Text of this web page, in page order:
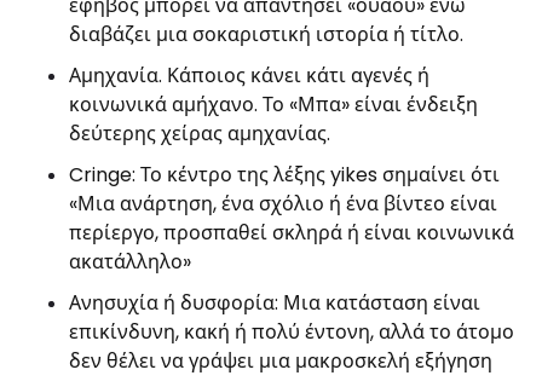
διαβάζει μια σοκαριστική ιστορία ή τίτλο.
Αμηχανία. Κάποιος κάνει κάτι αγενές ή
κοινωνικά αμήχανο. Το «Μπα» είναι ένδειξη
δεύτερης χείρας αμηχανίας.
Cringe: Το κέντρο της λέξης yikes σημαίνει ότι
«Μια ανάρτηση, ένα σχόλιο ή ένα βίντεο είναι
περίεργο, προσπαθεί σκληρά ή είναι κοινωνικά
ακατάλληλο»
Ανησυχία ή δυσφορία: Μια κατάσταση είναι
επικίνδυνη, κακή ή πολύ έντονη, αλλά το άτομο
δεν θέλει να γράψει μια μακροσκελή εξήγηση